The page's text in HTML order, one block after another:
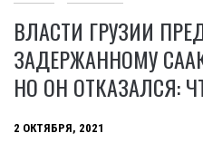
ВЛАСТИ ГРУЗИИ
ЗАДЕРЖАННОМУ
НО ОН ОТКАЗАЛСЯ:
2 ОКТЯБРЯ, 2021